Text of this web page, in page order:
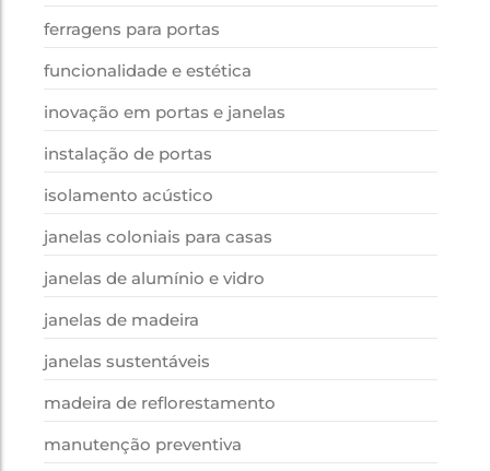
ferragens para portas
funcionalidade e estética
inovação em portas e janelas
instalação de portas
isolamento acústico
janelas coloniais para casas
janelas de alumínio e vidro
janelas de madeira
janelas sustentáveis
madeira de reflorestamento
manutenção preventiva